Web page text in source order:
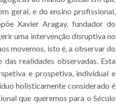
geral, e do ensino profissional,
Xavier Aragay, fundador do
uma intervenção disruptiva no
movemos, isto é, a observar do
realidades observadas. Esta
e prospetiva, individual e
holisticamente considerado é
que queremos para o Século